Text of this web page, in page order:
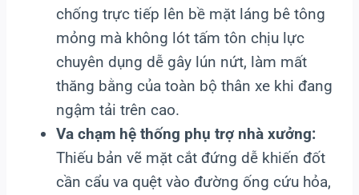
chống trực tiếp lên bề mặt láng bê tông
mỏng mà không lót tấm tôn chịu lực
chuyên dụng dễ gây lún nứt, làm mất
thăng bằng của toàn bộ thân xe khi đang
ngậm tải trên cao.
Va chạm hệ thống phụ trợ nhà xưởng:
Thiếu bản vẽ mặt cắt đứng dễ khiến đốt
cần cẩu va quệt vào đường ống cứu hỏa,